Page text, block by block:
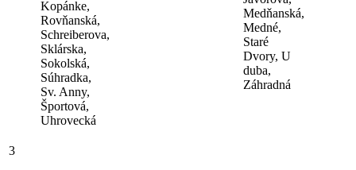
Kopánke,
Rovňanská,
Schreiberova,
Sklárska,
Sokolská,
Súhradka,
Sv. Anny,
Športová,
Uhrovecká
Medňanská,
Medné,
Staré
Dvory, U
duba,
Záhradná
3